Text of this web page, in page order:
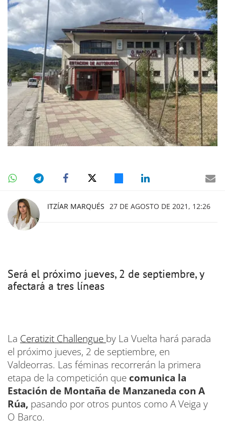
ITZÍAR MARQUÉS 27 DE AGOSTO DE 2021, 12:26
Será el próximo jueves, 2 de septiembre, y
afectará a tres líneas
La Ceratizit Challengue by La Vuelta hará parada
el próximo jueves, 2 de septiembre, en
Valdeorras. Las féminas recorrerán la primera
etapa de la competición que comunica la
Estación de Montaña de Manzaneda con A
Rúa, pasando por otros puntos como A Veiga y
O Barco.